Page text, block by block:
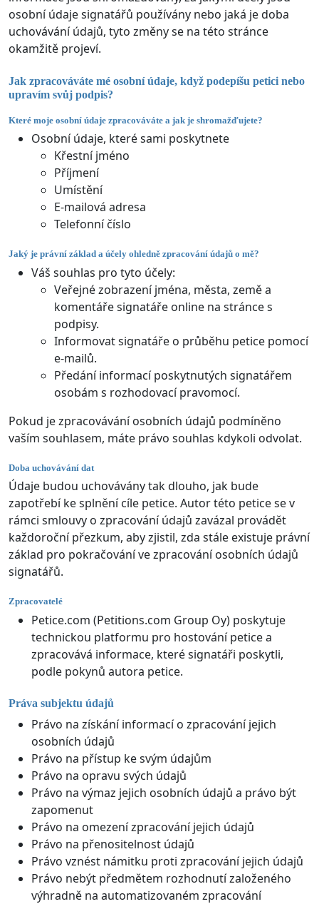
osobní údaje signatářů používány nebo jaká je doba
uchovávání údajů, tyto změny se na této stránce
okamžitě projeví.
Jak zpracováváte mé osobní údaje, když podepíšu petici nebo
upravím svůj podpis?
Které moje osobní údaje zpracováváte a jak je shromažďujete?
Osobní údaje, které sami poskytnete
Křestní jméno
Příjmení
Umístění
E-mailová adresa
Telefonní číslo
Jaký je právní základ a účely ohledně zpracování údajů o mě?
Váš souhlas pro tyto účely:
Veřejné zobrazení jména, města, země a
komentáře signatáře online na stránce s
podpisy.
Informovat signatáře o průběhu petice pomocí
e-mailů.
Předání informací poskytnutých signatářem
osobám s rozhodovací pravomocí.
Pokud je zpracovávání osobních údajů podmíněno
vaším souhlasem, máte právo souhlas kdykoli odvolat.
Doba uchovávání dat
Údaje budou uchovávány tak dlouho, jak bude
zapotřebí ke splnění cíle petice. Autor této petice se v
rámci smlouvy o zpracování údajů zavázal provádět
každoroční přezkum, aby zjistil, zda stále existuje právní
základ pro pokračování ve zpracování osobních údajů
signatářů.
Zpracovatelé
Petice.com (Petitions.com Group Oy) poskytuje
technickou platformu pro hostování petice a
zpracovává informace, které signatáři poskytli,
podle pokynů autora petice.
Práva subjektu údajů
Právo na získání informací o zpracování jejich
osobních údajů
Právo na přístup ke svým údajům
Právo na opravu svých údajů
Právo na výmaz jejich osobních údajů a právo být
zapomenut
Právo na omezení zpracování jejich údajů
Právo na přenositelnost údajů
Právo vznést námitku proti zpracování jejich údajů
Právo nebýt předmětem rozhodnutí založeného
výhradně na automatizovaném zpracování